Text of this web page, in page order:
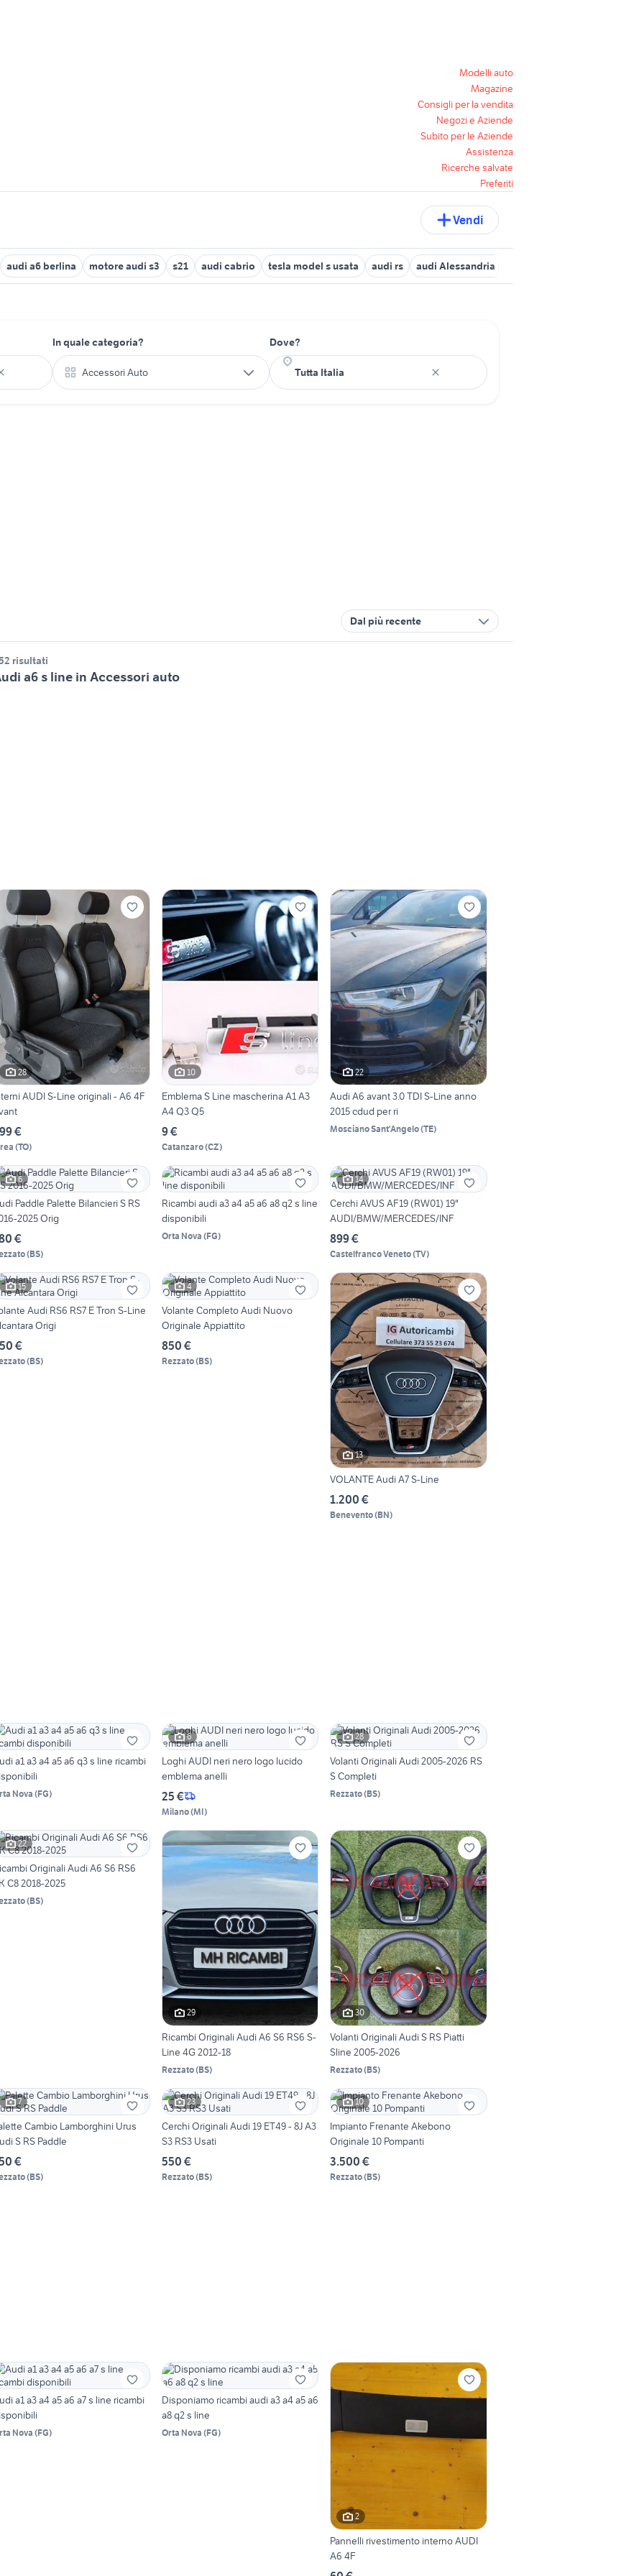
Modelli auto
Magazine
Consigli per la vendita
Negozi e Aziende
Subito per le Aziende
Assistenza
Ricerche salvate
Preferiti
Vendi
audi a6 berlina motore audi s3 s21 audi cabrio tesla model s usata audi rs audi Alessandria provincia
In quale categoria?
Accessori Auto
Dove?
Dal più recente
risultati
a6 s line in Accessori auto
28
AUDI S-Line originali - A6 4F
€
(TO)
10
Emblema S Line mascherina A1 A3
A4 Q3 Q5
9 €
Catanzaro(CZ)
22
Audi A6 avant 3.0 TDI S-Line anno
2015 cdud per ri
Mosciano Sant'Angelo(TE)
6
Paddle Palette Bilancieri S RS
2025 Orig
€
(BS)
Ricambi audi a3 a4 a5 a6 a8 q2 s line
disponibili
Orta Nova (FG)
14
Cerchi AVUS AF19 (RW01) 19"
AUDI/BMW/MERCEDES/INF
899 €
Castelfranco Veneto(TV)
15
Audi RS6 RS7 E Tron S-Line
Origi
€
(BS)
4
Volante Completo Audi Nuovo
Originale Appiattito
850 €
Rezzato(BS)
13
VOLANTE Audi A7 S-Line
1.200 €
Benevento(BN)
a1 a3 a4 a5 a6 q3 s line ricambi
Nova (FG)
6
Loghi AUDI neri nero logo lucido
emblema anelli
25 €
Milano(MI)
28
Volanti Originali Audi 2005-2026 RS
S Completi
Rezzato(BS)
22
Originali Audi A6 S6 RS6
C8 2018-2025
(BS)
29
Ricambi Originali Audi A6 S6 RS6 S-
Line 4G 2012-18
Rezzato(BS)
30
Volanti Originali Audi S RS Piatti
Sline 2005-2026
Rezzato(BS)
7
Cambio Lamborghini Urus
S RS Paddle
€
(BS)
23
Cerchi Originali Audi 19 ET49 - 8J A3
S3 RS3 Usati
550 €
Rezzato(BS)
10
Impianto Frenante Akebono
Originale 10 Pompanti
3.500 €
Rezzato(BS)
a1 a3 a4 a5 a6 a7 s line ricambi
Nova (FG)
Disponiamo ricambi audi a3 a4 a5 a6
a8 q2 s line
Orta Nova (FG)
2
Pannelli rivestimento interno AUDI
A6 4F